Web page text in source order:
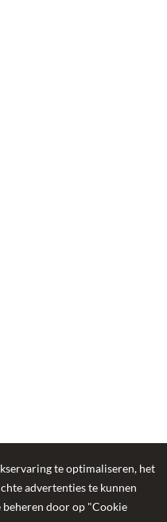
te optimaliseren, het
advertenties te kunnen
door op "Cookie